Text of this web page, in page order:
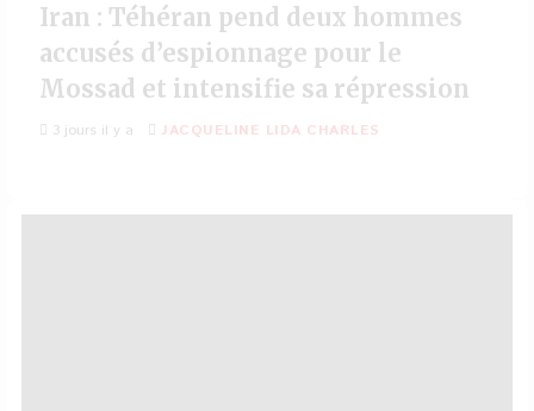
Iran : Téhéran pend deux hommes
accusés d’espionnage pour le
Mossad et intensifie sa répression
3 jours il y a JACQUELINE LIDA CHARLES